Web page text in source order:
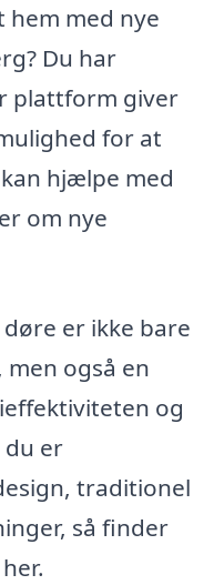
med nye
Du har
plattform giver
for at
hjælpe med
om nye
er ikke bare
også en
og
du er
traditionel
så finder